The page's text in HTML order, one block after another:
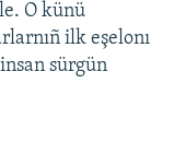
O künü
ilk eşelonı
sürgün